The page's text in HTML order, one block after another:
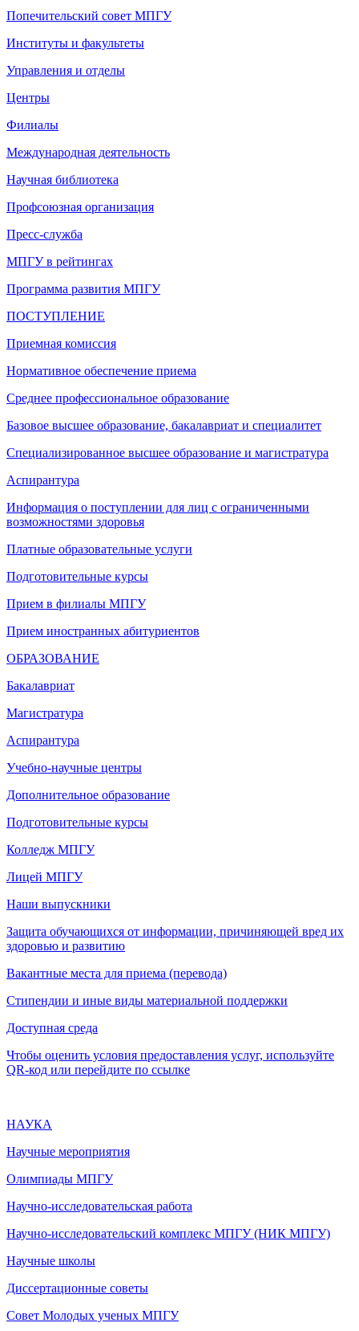
Попечительский совет МПГУ
Институты и факультеты
Управления и отделы
Центры
Филиалы
Международная деятельность
Научная библиотека
Профсоюзная организация
Пресс-служба
МПГУ в рейтингах
Программа развития МПГУ
ПОСТУПЛЕНИЕ
Приемная комиссия
Нормативное обеспечение приема
Среднее профессиональное образование
Базовое высшее образование, бакалавриат и специалитет
Специализированное высшее образование и магистратура
Аспирантура
Информация о поступлении для лиц с ограниченными
возможностями здоровья
Платные образовательные услуги
Подготовительные курсы
Прием в филиалы МПГУ
Прием иностранных абитуриентов
ОБРАЗОВАНИЕ
Бакалавриат
Магистратура
Аспирантура
Учебно-научные центры
Дополнительное образование
Подготовительные курсы
Колледж МПГУ
Лицей МПГУ
Наши выпускники
Защита обучающихся от информации, причиняющей вред их
здоровью и развитию
Вакантные места для приема (перевода)
Стипендии и иные виды материальной поддержки
Доступная среда
Чтобы оценить условия предоставления услуг, используйте
QR-код или перейдите по ссылке
НАУКА
Научные мероприятия
Олимпиады МПГУ
Научно-исследовательская работа
Научно-исследовательский комплекс МПГУ (НИК МПГУ)
Научные школы
Диссертационные советы
Совет Молодых ученых МПГУ